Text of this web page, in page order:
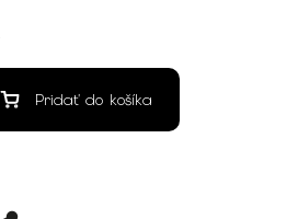
Pridať do košíka